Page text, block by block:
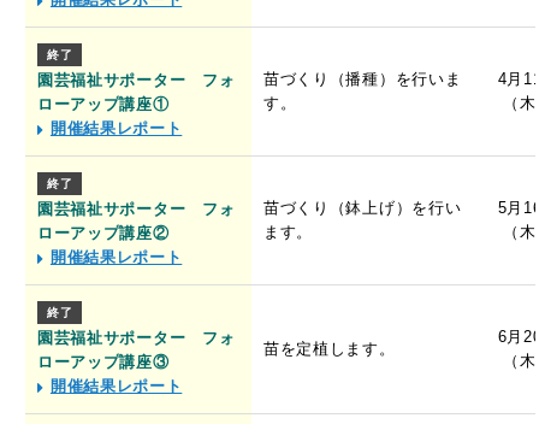
終了
園芸福祉サポーター フォ
ローアップ講座①
開催結果レポート
苗づくり（播種）を行いま
す。
4月
（
終了
園芸福祉サポーター フォ
ローアップ講座②
開催結果レポート
苗づくり（鉢上げ）を行い
ます。
5月
（
終了
園芸福祉サポーター フォ
ローアップ講座③
開催結果レポート
苗を定植します。
6月
（